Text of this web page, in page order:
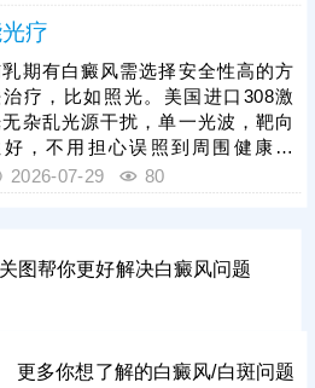
。确诊后进行针对性治疗，一人
，争取早日控制病情，防止病症
，危害身心健康。
疗
期有白癜风需选择安全性高的方
疗，比如照光。美国进口308激
杂乱光源干扰，单一光波，靶向
好，不用担心误照到周围健康皮
，突破了治疗人群和部位限制。照
白癜风需确定合适的参数，包括
配对症药物进行综合治疗，双管
2026-07-29 80
图帮你更好解决白癜风问题
更多你想了解的白癜风/白斑问题